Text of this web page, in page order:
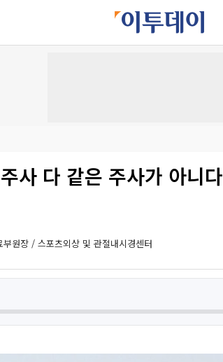
사 다 같은 주사가 아니다
원장 / 스포츠외상 및 관절내시경센터